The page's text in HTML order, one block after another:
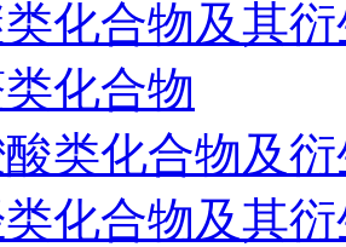
化合物及其
化合物
类化合物及
化合物及其